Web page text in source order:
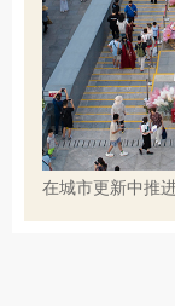
在城市更新中推